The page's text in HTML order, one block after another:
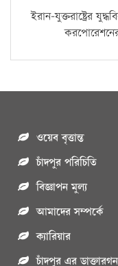
ইরান-যুক্তরাষ্ট্রের
ওয়েব বৃত্তান্ত
চাঁদপুর পরিচিতি
বিজ্ঞাপন মুল্য
আমাদের সম্পর্কে
ক্যারিয়ার
চাঁদপুর এর ডাক্তারগন